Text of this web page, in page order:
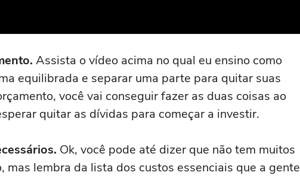
Assista o vídeo acima no qual eu ensino como
equilibrada e separar uma parte para quitar suas
você vai conseguir fazer as duas coisas ao
quitar as dívidas para começar a investir.
Ok, você pode até dizer que não tem muitos
mas lembra da lista dos custos essenciais que a gente